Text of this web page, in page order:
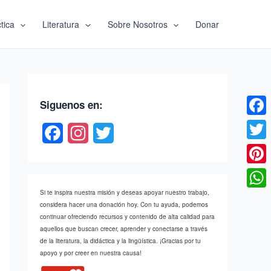
Literatura Sobre Nosotros Donar
Siguenos en:
e
b
o
o
t
a
g
r
t
t
e
r
Si te inspira nuestra misión y deseas apoyar nuestro trabajo,
considera hacer una donación hoy. Con tu ayuda, podemos
continuar ofreciendo recursos y contenido de alta calidad para
aquellos que buscan crecer, aprender y conectarse a través
de la literatura, la didáctica y la lingüística. ¡Gracias por tu
apoyo y por creer en nuestra causa!